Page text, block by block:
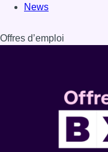
News
Offres d’emploi